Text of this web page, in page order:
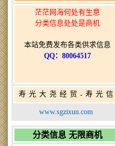
茫茫网海何处有生意
分类信息处处是商机
本站免费发布各类供求信息
QQ：80064517
寿光大尧经贸-寿光信
息网-免费信息发布网-
www.sgzixun.com
分类信息 无限商机